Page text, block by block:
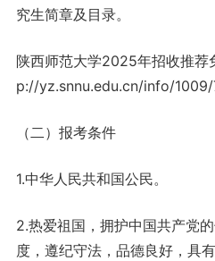
究生简章及目录。
陕西师范大学2025年招收推
p://yz.snnu.edu.cn/info/1009/
（二）报考条件
1.中华人民共和国公民。
2.热爱祖国，拥护中国共产党
度，遵纪守法，品德良好，具